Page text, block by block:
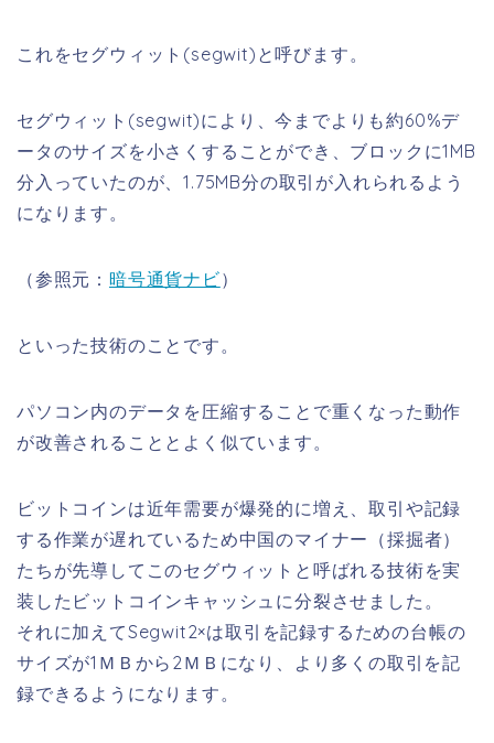
これをセグウィット(segwit)と呼びます。
セグウィット(segwit)により、今までよりも約60%デ
ータのサイズを小さくすることができ、ブロックに1MB
分入っていたのが、1.75MB分の取引が入れられるよう
になります。
（参照元： 暗号通貨ナビ）
といった技術のことです。
パソコン内のデータを圧縮することで重くなった動作
が改善されることとよく似ています。
ビットコインは近年需要が爆発的に増え、取引や記録
する作業が遅れているため中国のマイナー（採掘者）
たちが先導してこのセグウィットと呼ばれる技術を実
装したビットコインキャッシュに分裂させました。
それに加えてSegwit2×は取引を記録するための台帳の
サイズが1ＭＢから2ＭＢになり、より多くの取引を記
録できるようになります。